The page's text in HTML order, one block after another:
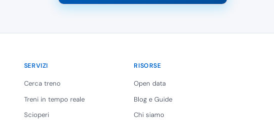
SERVIZI
Cerca treno
Treni in tempo reale
Scioperi
RISORSE
Open data
Blog e Guide
Chi siamo